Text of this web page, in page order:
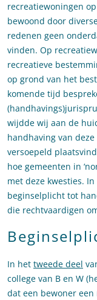
recreatiewoningen
bewoond door
redenen geen
vinden. Op
recreatieve
op grond van het
komende tijd
wijdde wij aan de
handhaving van
versoepeld
hoe gemeenten in
met deze kwesties.
beginselplicht tot
die rechtvaardigen
In het tweede deel
college van B en W
dat een bewoner